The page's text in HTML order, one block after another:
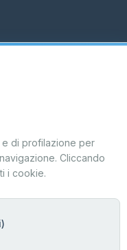
Software Agency
di profilazione per
Cliccando
i cookie.